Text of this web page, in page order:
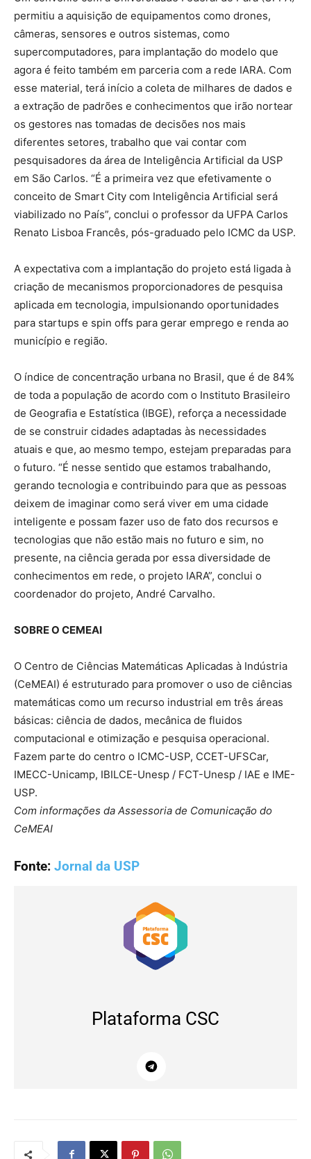
permitiu a aquisição de equipamentos como drones,
câmeras, sensores e outros sistemas, como
supercomputadores, para implantação do modelo que
agora é feito também em parceria com a rede IARA. Com
esse material, terá início a coleta de milhares de dados e
a extração de padrões e conhecimentos que irão nortear
os gestores nas tomadas de decisões nos mais
diferentes setores, trabalho que vai contar com
pesquisadores da área de Inteligência Artificial da USP
em São Carlos. “É a primeira vez que efetivamente o
conceito de Smart City com Inteligência Artificial será
viabilizado no País”, conclui o professor da UFPA Carlos
Renato Lisboa Francês, pós-graduado pelo ICMC da USP.
A expectativa com a implantação do projeto está ligada à
criação de mecanismos proporcionadores de pesquisa
aplicada em tecnologia, impulsionando oportunidades
para startups e spin offs para gerar emprego e renda ao
município e região.
O índice de concentração urbana no Brasil, que é de 84%
de toda a população de acordo com o Instituto Brasileiro
de Geografia e Estatística (IBGE), reforça a necessidade
de se construir cidades adaptadas às necessidades
atuais e que, ao mesmo tempo, estejam preparadas para
o futuro. “É nesse sentido que estamos trabalhando,
gerando tecnologia e contribuindo para que as pessoas
deixem de imaginar como será viver em uma cidade
inteligente e possam fazer uso de fato dos recursos e
tecnologias que não estão mais no futuro e sim, no
presente, na ciência gerada por essa diversidade de
conhecimentos em rede, o projeto IARA”, conclui o
coordenador do projeto, André Carvalho.
SOBRE O CEMEAI
O Centro de Ciências Matemáticas Aplicadas à Indústria
(CeMEAI) é estruturado para promover o uso de ciências
matemáticas como um recurso industrial em três áreas
básicas: ciência de dados, mecânica de fluidos
computacional e otimização e pesquisa operacional.
Fazem parte do centro o ICMC-USP, CCET-UFSCar,
IMECC-Unicamp, IBILCE-Unesp / FCT-Unesp / IAE e IME-
USP.
Com informações da Assessoria de Comunicação do
CeMEAI
Fonte: Jornal da USP
Plataforma CSC